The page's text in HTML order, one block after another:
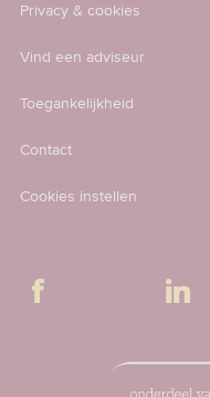
Privacy & cookies
Vind een adviseur
Toegankelijkheid
Contact
Cookies instellen